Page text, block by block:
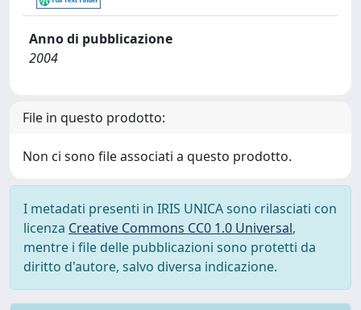
Anno di pubblicazione
2004
File in questo prodotto:
Non ci sono file associati a questo prodotto.
I metadati presenti in IRIS UNICA sono rilasciati con
licenza Creative Commons CC0 1.0 Universal,
mentre i file delle pubblicazioni sono protetti da
diritto d'autore, salvo diversa indicazione.